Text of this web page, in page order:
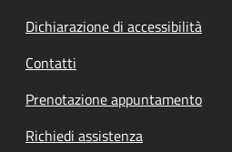
Dichiarazione di accessibilità
Contatti
Prenotazione appuntamento
Richiedi assistenza